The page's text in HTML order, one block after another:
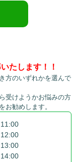
たします！！
方のいずれかを選んで
受けようかお悩みの方
お勧めします。